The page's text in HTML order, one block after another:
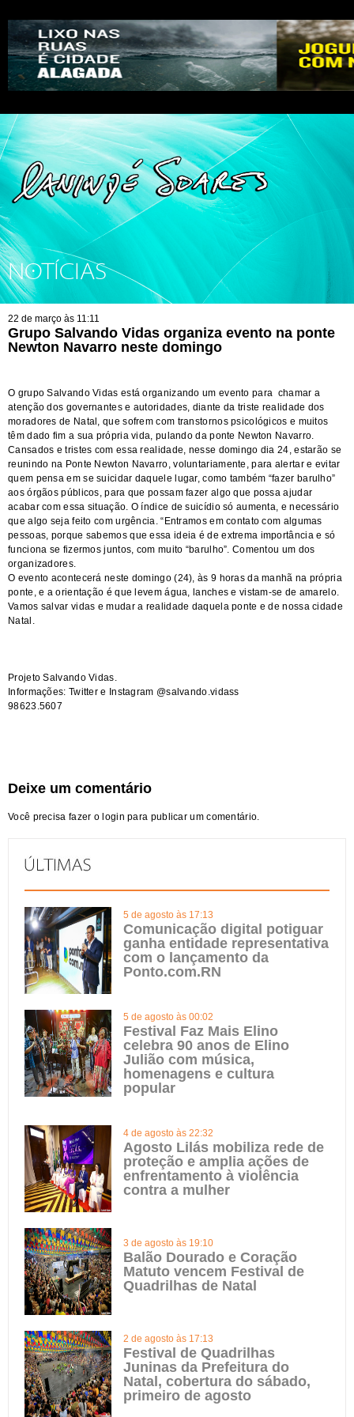
NOTÍCIAS
22 de março às 11:11
Grupo Salvando Vidas organiza evento na ponte
Newton Navarro neste domingo
O grupo Salvando Vidas está organizando um evento para chamar a
atenção dos governantes e autoridades, diante da triste realidade dos
moradores de Natal, que sofrem com transtornos psicológicos e muitos
têm dado fim a sua própria vida, pulando da ponte Newton Navarro.
Cansados e tristes com essa realidade, nesse domingo dia 24, estarão se
reunindo na Ponte Newton Navarro, voluntariamente, para alertar e evitar
quem pensa em se suicidar daquele lugar, como também “fazer barulho”
aos órgãos públicos, para que possam fazer algo que possa ajudar
acabar com essa situação. O índice de suicídio só aumenta, e necessário
que algo seja feito com urgência. “Entramos em contato com algumas
pessoas, porque sabemos que essa ideia é de extrema importância e só
funciona se fizermos juntos, com muito “barulho”. Comentou um dos
organizadores.
O evento acontecerá neste domingo (24), às 9 horas da manhã na própria
ponte, e a orientação é que levem água, lanches e vistam-se de amarelo.
Vamos salvar vidas e mudar a realidade daquela ponte e de nossa cidade
Natal.
Projeto Salvando Vidas.
Informações: Twitter e Instagram @salvando.vidass
98623.5607
Deixe um comentário
Você precisa fazer o login para publicar um comentário.
5 de agosto às 17:13
Comunicação digital potiguar
ganha entidade representativa
com o lançamento da
Ponto.com.RN
5 de agosto às 00:02
Festival Faz Mais Elino
celebra 90 anos de Elino
Julião com música,
homenagens e cultura
popular
4 de agosto às 22:32
Agosto Lilás mobiliza rede de
proteção e amplia ações de
enfrentamento à violência
contra a mulher
3 de agosto às 19:10
Balão Dourado e Coração
Matuto vencem Festival de
Quadrilhas de Natal
2 de agosto às 17:13
Festival de Quadrilhas
Juninas da Prefeitura do
Natal, cobertura do sábado,
primeiro de agosto